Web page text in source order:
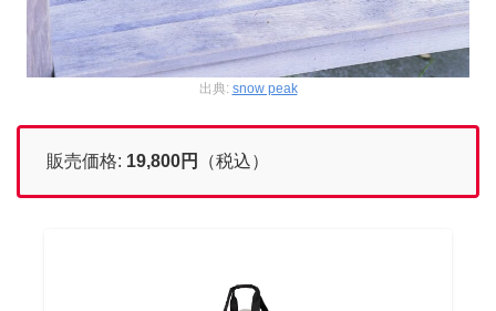
出典: snow peak
販売価格: 19,800円 （税込）